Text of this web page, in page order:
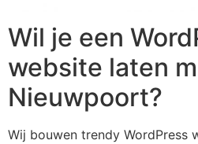
Wil je een
website laten
Nieuwpoort?
Wij bouwen trendy WordPress